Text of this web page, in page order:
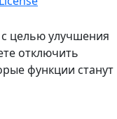
целью улучшения
отключить
функции станут